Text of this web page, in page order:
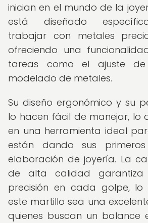
inician en el mundo de la
está diseñado
trabajar con metales
ofreciendo una
tareas como el ajuste
modelado de metales.
Su diseño ergonómico y su
lo hacen fácil de manejar, lo
en una herramienta ideal
están dando sus
elaboración de joyería. La
de alta calidad garantiza
precisión en cada golpe,
este martillo sea una
quienes buscan un balance